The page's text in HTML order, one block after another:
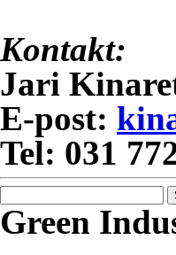
Kontakt:
Jari
E-post:
Tel: 031
Sök
efter:
Green